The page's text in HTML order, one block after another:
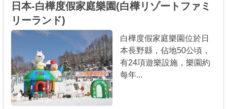
日本-白樺度假家庭樂園(白樺リゾートファミ
リーランド)
白樺度假家庭樂園位於日
本長野縣，佔地50公頃，
有24項遊樂設施，樂園約
每年...